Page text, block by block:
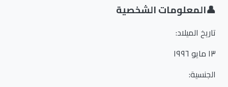
المعلومات الشخصية
تاريخ الميلاد:
الجنسية: